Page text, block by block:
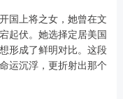
国上将之女，她曾在文
起伏。她选择定居美国
形成了鲜明对比。这段
运沉浮，更折射出那个